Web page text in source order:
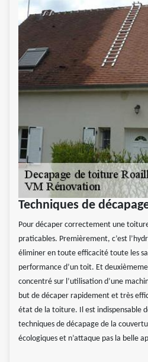
Techniques de
Pour décaper correctement une
praticables. Premièrement, c’est
éliminer en toute efficacité toute les
performance d’un toit. Et
concentré sur l’utilisation d’une
but de décaper rapidement et très
état de la toiture. Il est indispensable
techniques de décapage de la
écologiques et n’attaque pas la belle